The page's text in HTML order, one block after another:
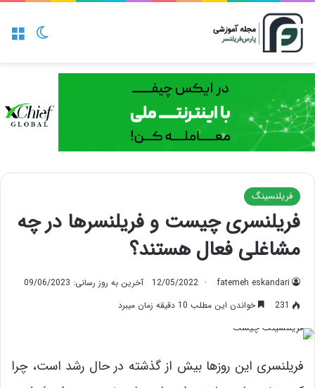
تغییر
فریلنسینگ
فریلنسری چیست و فریلنسرها در چه
مشاغلی فعال هستند؟
fatemeh eskandari
12/05/2022
آخرین به روز رسانی: 09/06/2023
231
خواندن این مطلب 10 دقیقه زمان میبرد
فریلنسری این روزها بیش از گذشته در حال رشد است، چرا